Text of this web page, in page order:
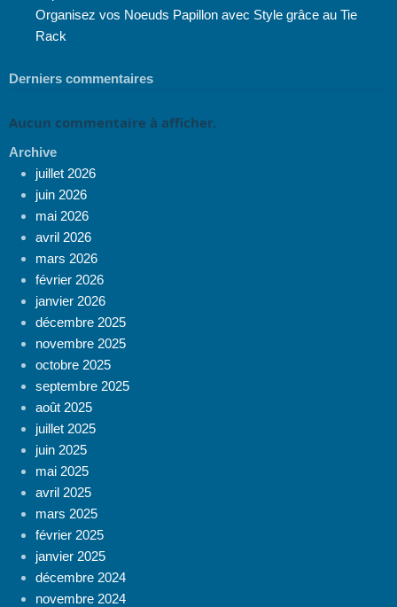
Organisez vos Noeuds Papillon avec Style grâce au Tie
Rack
Derniers commentaires
Aucun commentaire à afficher.
Archive
juillet 2026
juin 2026
mai 2026
avril 2026
mars 2026
février 2026
janvier 2026
décembre 2025
novembre 2025
octobre 2025
septembre 2025
août 2025
juillet 2025
juin 2025
mai 2025
avril 2025
mars 2025
février 2025
janvier 2025
décembre 2024
novembre 2024